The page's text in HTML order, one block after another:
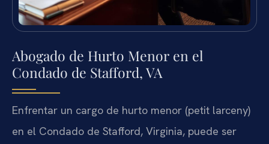
Abogado de Hurto Menor en el
Condado de Stafford, VA
Enfrentar un cargo de hurto menor (petit larceny)
en el Condado de Stafford, Virginia, puede ser